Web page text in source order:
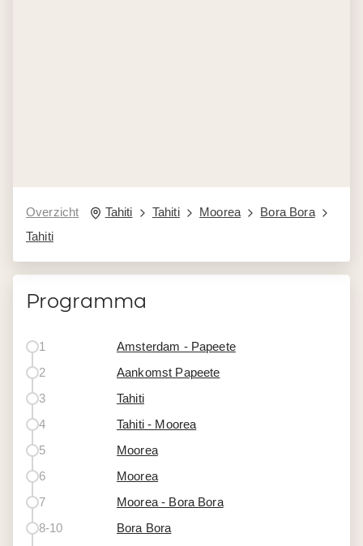
Overzicht Tahiti Tahiti Moorea
Bora Bora
Tahiti
Programma
1
Amsterdam - Papeete
2
Aankomst Papeete
3
Tahiti
4
Tahiti - Moorea
5
Moorea
6
Moorea
7
Moorea - Bora Bora
8-10
Bora Bora